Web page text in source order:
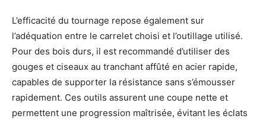
L’efficacité du tournage repose également sur
l’adéquation entre le carrelet choisi et l’outillage utilisé.
Pour des bois durs, il est recommandé d’utiliser des
gouges et ciseaux au tranchant affûté en acier rapide,
capables de supporter la résistance sans s’émousser
rapidement. Ces outils assurent une coupe nette et
permettent une progression maîtrisée, évitant les éclats